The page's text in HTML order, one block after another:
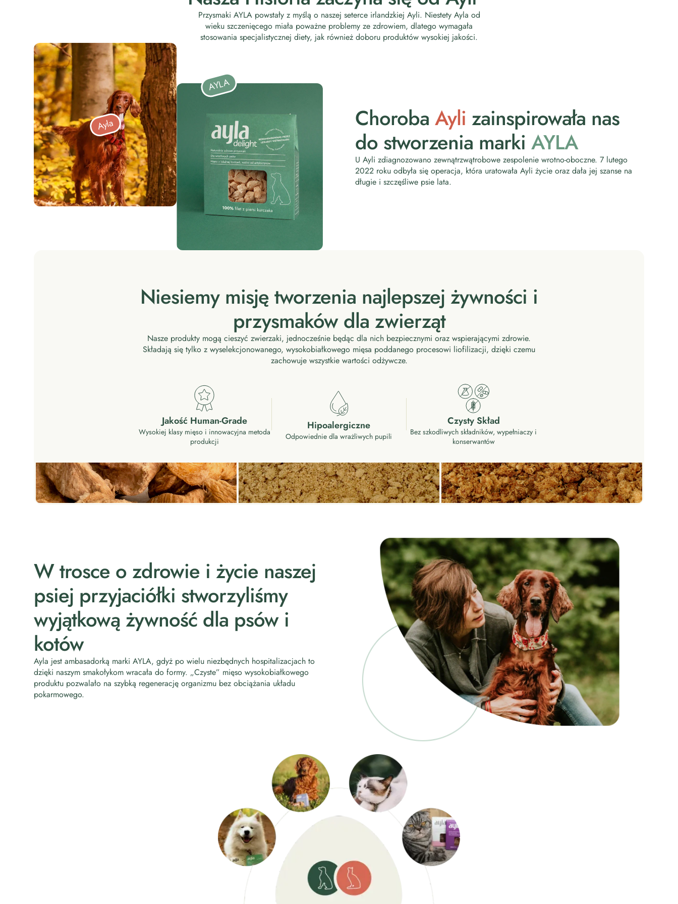
Przysmaki AYLA powstały z myślą o naszej seterce irlandzkiej Ayli. Niestety Ayla od
wieku szczenięcego miała poważne problemy ze zdrowiem, dlatego wymagała
stosowania specjalistycznej diety, jak również doboru produktów wysokiej jakości.
Ayla
AYLA
Choroba Ayli zainspirowała nas
do stworzenia marki AYLA
U Ayli zdiagnozowano zewnątrzwątrobowe zespolenie wrotno-oboczne. 7 lutego
2022 roku odbyła się operacja, która uratowała Ayli życie oraz dała jej szanse na
długie i szczęśliwe psie lata.
Niesiemy misję tworzenia najlepszej żywności i
przysmaków dla zwierząt
Nasze produkty mogą cieszyć zwierzaki, jednocześnie będąc dla nich bezpiecznymi oraz wspierającymi zdrowie.
Składają się tylko z wyselekcjonowanego, wysokobiałkowego mięsa poddanego procesowi liofilizacji, dzięki czemu
zachowuje wszystkie wartości odżywcze.
Jakość Human-Grade
Wysokiej klasy mięso i innowacyjna metoda
produkcji
Hipoalergiczne
Odpowiednie dla wrażliwych pupili
Czysty Skład
Bez szkodliwych składników, wypełniaczy i
konserwantów
W trosce o zdrowie i życie naszej
psiej przyjaciółki stworzyliśmy
wyjątkową żywność dla psów i
kotów
Ayla jest ambasadorką marki AYLA, gdyż po wielu niezbędnych hospitalizacjach to
dzięki naszym smakołykom wracała do formy. „Czyste” mięso wysokobiałkowego
produktu pozwalało na szybką regenerację organizmu bez obciążania układu
pokarmowego.